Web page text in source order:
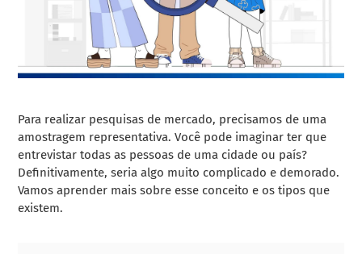
Para realizar pesquisas de mercado, precisamos de uma
amostragem representativa. Você pode imaginar ter que
entrevistar todas as pessoas de uma cidade ou país?
Definitivamente, seria algo muito complicado e demorado.
Vamos aprender mais sobre esse conceito e os tipos que
existem.